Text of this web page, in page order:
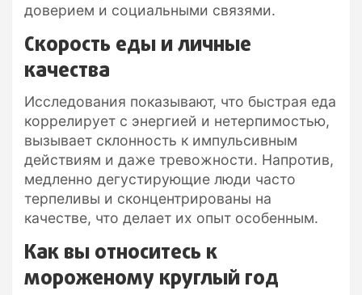
доверием и социальными связями.
Скорость еды и личные
качества
Исследования показывают, что быстрая еда
коррелирует с энергией и нетерпимостью,
вызывает склонность к импульсивным
действиям и даже тревожности. Напротив,
медленно дегустирующие люди часто
терпеливы и сконцентрированы на
качестве, что делает их опыт особенным.
Как вы относитесь к
мороженому круглый год